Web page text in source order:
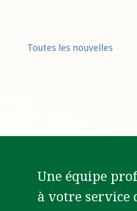
Toutes les nouvelles
Une équipe
à votre service